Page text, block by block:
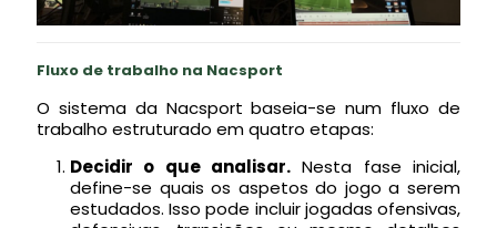
Fluxo de trabalho na Nacsport
O sistema da Nacsport baseia-se num fluxo de
trabalho estruturado em quatro etapas:
Decidir o que analisar. Nesta fase inicial,
define-se quais os aspetos do jogo a serem
estudados. Isso pode incluir jogadas ofensivas,